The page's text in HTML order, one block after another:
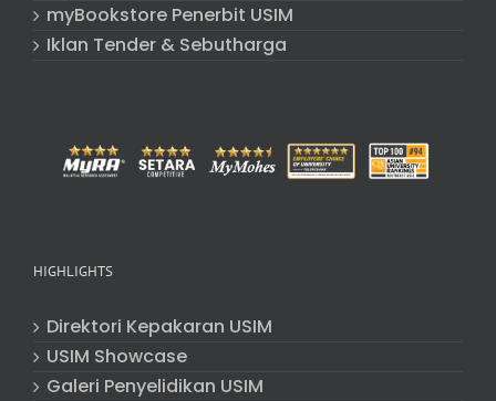
myBookstore Penerbit USIM
Iklan Tender & Sebutharga
HIGHLIGHTS
Direktori Kepakaran USIM
USIM Showcase
Galeri Penyelidikan USIM